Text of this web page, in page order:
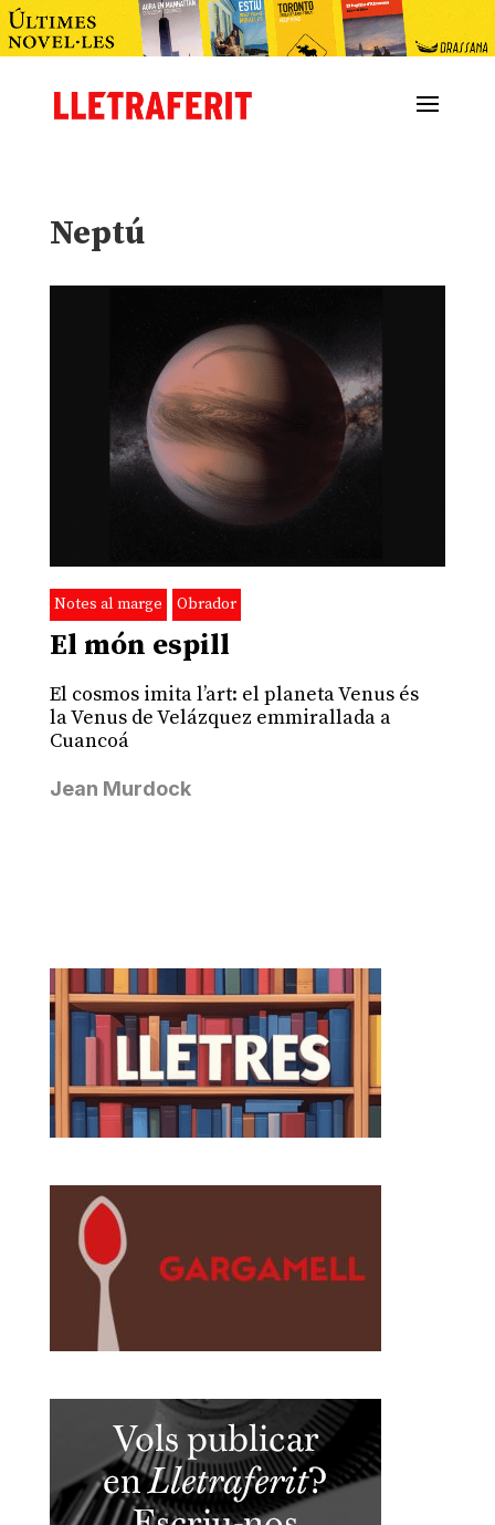
Neptú
Notes al marge Obrador
El món espill
El cosmos imita l’art: el planeta Venus és
la Venus de Velázquez emmirallada a
Cuancoá
Jean Murdock